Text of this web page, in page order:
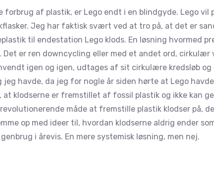
forbrug af plastik, er Lego endt i en blindgyde. Lego vil
Jeg har faktisk svært ved at tro på, at det er
til endestation Lego klods. En løsning hvormed
Det er ren downcycling eller med et andet ord,
igen og igen, udtages af sit cirkulære kredsløb og
jeg havde, da jeg for nogle år siden hørte at Lego
at klodserne er fremstillet af fossil plastik og ikke kan
måde at fremstille plastik klodser på,
op med ideer til, hvordan klodserne aldrig ender
i årevis. En mere systemisk løsning, men nej.